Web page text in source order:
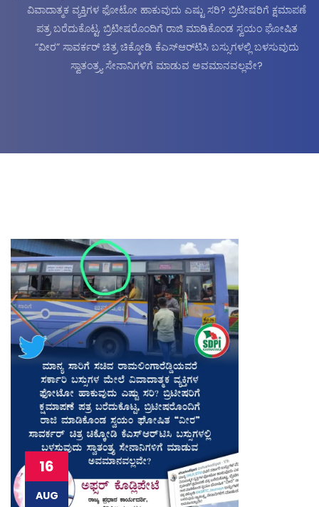
ವಿವಾದಾತ್ಮಕ ವ್ಯಕ್ತಿಗಳ ಫೋಟೋ ಹಾಕುವುದು ಎಷ್ಟು ಸರಿ? ಬ್ರಿಟೀಷರಿಗೆ ಕ್ಷಮಾಪಣೆ
ಪತ್ರ ಬರೆದುಕೊಟ್ಟ, ಬ್ರಿಟೀಷರೊಂದಿಗೆ ರಾಜಿ ಮಾಡಿಕೊಂಡ ಸ್ವಯಂ ಘೋಷಿತ
“ವೀರ” ಸಾವರ್ಕರ್ ಚಿತ್ರ ಚಿಕ್ಕೋಡಿ ಕೆಎಸ್‌ಆರ್‌ಟಿಸಿ ಬಸ್ಸುಗಳಲ್ಲಿ ಬಳಸುವುದು
ಸ್ವಾತಂತ್ರ್ಯ ಸೇನಾನಿಗಳಿಗೆ ಮಾಡುವ ಅವಮಾನವಲ್ಲವೇ?
16
AUG